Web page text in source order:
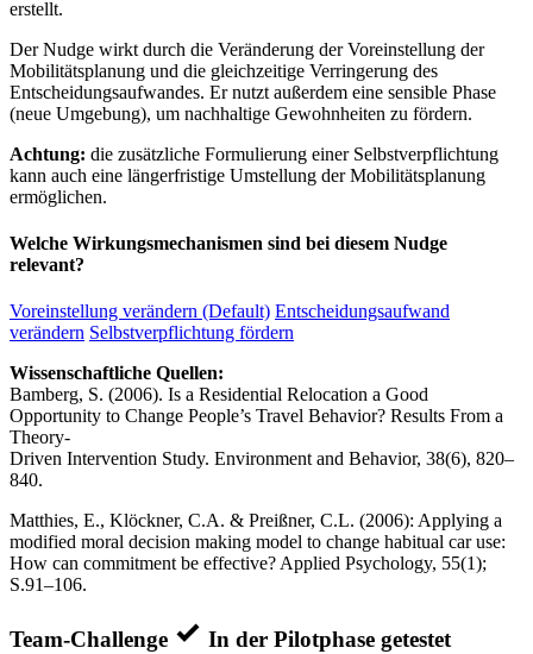
erstellt.
Der Nudge wirkt durch die Veränderung der Voreinstellung der
Mobilitätsplanung und die gleichzeitige Verringerung des
Entscheidungsaufwandes. Er nutzt außerdem eine sensible Phase
(neue Umgebung), um nachhaltige Gewohnheiten zu fördern.
Achtung: die zusätzliche Formulierung einer Selbstverpflichtung
kann auch eine längerfristige Umstellung der Mobilitätsplanung
ermöglichen.
Welche Wirkungsmechanismen sind bei diesem Nudge
relevant?
Voreinstellung verändern (Default) Entscheidungsaufwand
verändern Selbstverpflichtung fördern
Wissenschaftliche Quellen:
Bamberg, S. (2006). Is a Residential Relocation a Good
Opportunity to Change People’s Travel Behavior? Results From a
Theory-
Driven Intervention Study. Environment and Behavior, 38(6), 820–
840.
Matthies, E., Klöckner, C.A. & Preißner, C.L. (2006): Applying a
modified moral decision making model to change habitual car use:
How can commitment be effective? Applied Psychology, 55(1);
S.91–106.
Team-Challenge In der Pilotphase getestet